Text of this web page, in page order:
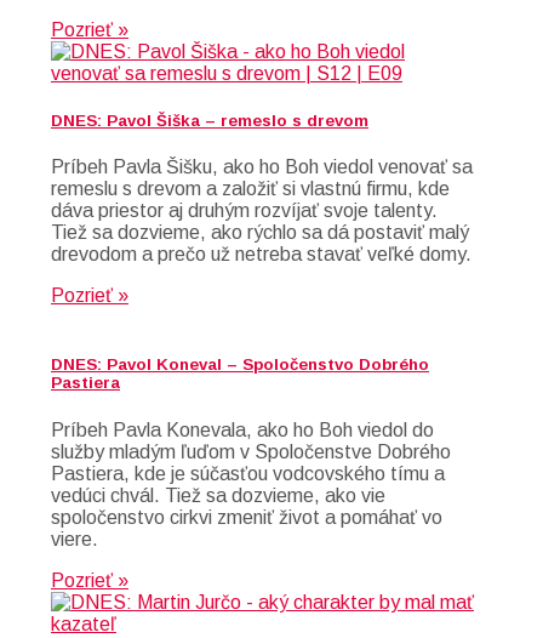
Pozrieť »
DNES: Pavol Šiška – remeslo s drevom
Príbeh Pavla Šišku, ako ho Boh viedol venovať sa
remeslu s drevom a založiť si vlastnú firmu, kde
dáva priestor aj druhým rozvíjať svoje talenty.
Tiež sa dozvieme, ako rýchlo sa dá postaviť malý
drevodom a prečo už netreba stavať veľké domy.
Pozrieť »
DNES: Pavol Koneval – Spoločenstvo Dobrého
Pastiera
Príbeh Pavla Konevala, ako ho Boh viedol do
služby mladým ľuďom v Spoločenstve Dobrého
Pastiera, kde je súčasťou vodcovského tímu a
vedúci chvál. Tiež sa dozvieme, ako vie
spoločenstvo cirkvi zmeniť život a pomáhať vo
viere.
Pozrieť »